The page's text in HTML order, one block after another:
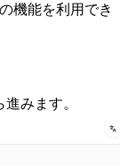
機能を利用でき
みます。